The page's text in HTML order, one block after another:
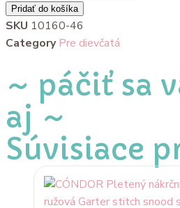
Pridať do košíka
SKU 10160-46
Category Pre dievčatá
~ páčiť sa
aj ~
Súvisiace